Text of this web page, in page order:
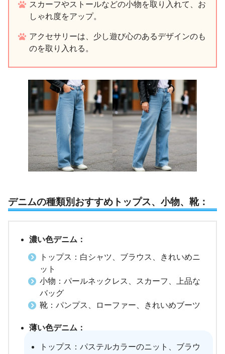
スカーフやストールなどの小物を取り入れて、お
しゃれ度をアップ。
アクセサリーは、少し遊び心のあるデザインのも
のを取り入れる。
デニムの種類別おすすめトップス、小物、靴：
濃い色デニム：
トップス：白シャツ、ブラウス、きれいめニ
ット
小物：パールネックレス、スカーフ、上品な
バッグ
靴：パンプス、ローファー、きれいめブーツ
薄い色デニム：
トップス：パステルカラーのニット、ブラウ